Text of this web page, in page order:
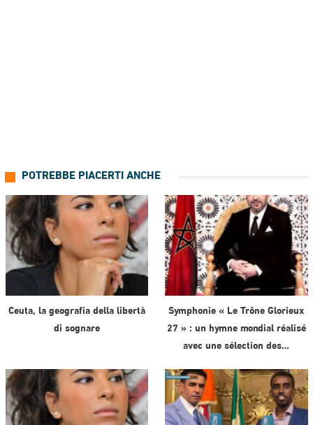
POTREBBE PIACERTI ANCHE
Ceuta, la geografia della libertà
di sognare
Symphonie « Le Trône Glorieux
27 » : un hymne mondial réalisé
avec une sélection des…